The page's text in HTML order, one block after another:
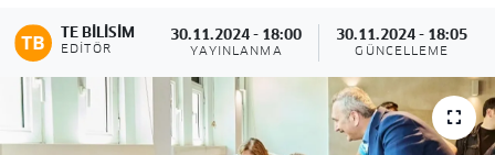
TE BILISIM
EDITÖR
30.11.2024 - 18:00
YAYINLANMA
30.11.2024 - 18:05
GÜNCELLEME